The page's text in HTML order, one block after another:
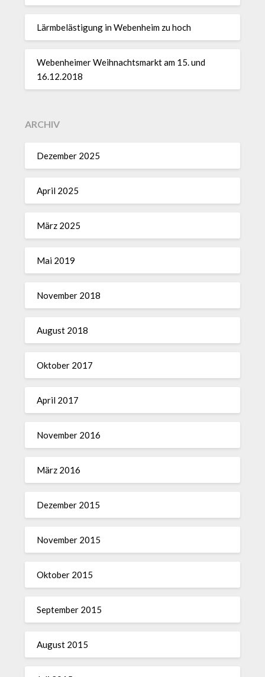
Lärmbelästigung in Webenheim zu hoch
Webenheimer Weihnachtsmarkt am 15. und
16.12.2018
ARCHIV
Dezember 2025
April 2025
März 2025
Mai 2019
November 2018
August 2018
Oktober 2017
April 2017
November 2016
März 2016
Dezember 2015
November 2015
Oktober 2015
September 2015
August 2015